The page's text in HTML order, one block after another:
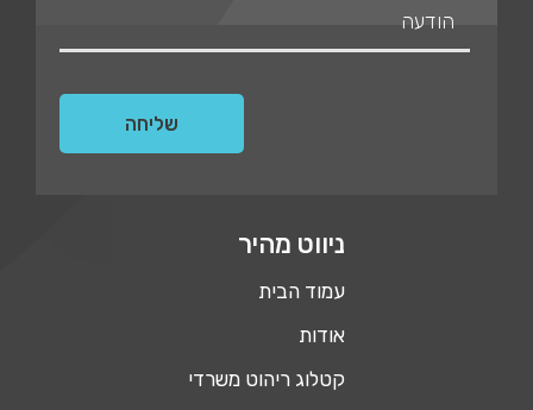
ניווט מהיר
עמוד הבית
אודות
קטלוג ריהוט משרדי